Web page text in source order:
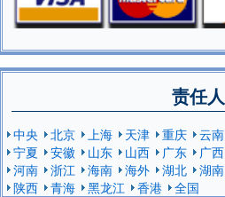
责任人
中央 北京 上海 天津 重庆 云南
宁夏
安徽 山东 山西 广东 广西
河南
浙江 海南 海外 湖北 湖南
陕西
青海 黑龙江 香港 全国